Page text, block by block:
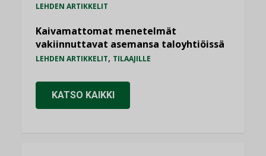
LEHDEN ARTIKKELIT
Kaivamattomat menetelmät
vakiinnuttavat asemansa taloyhtiöissä
LEHDEN ARTIKKELIT, TILAAJILLE
KATSO KAIKKI